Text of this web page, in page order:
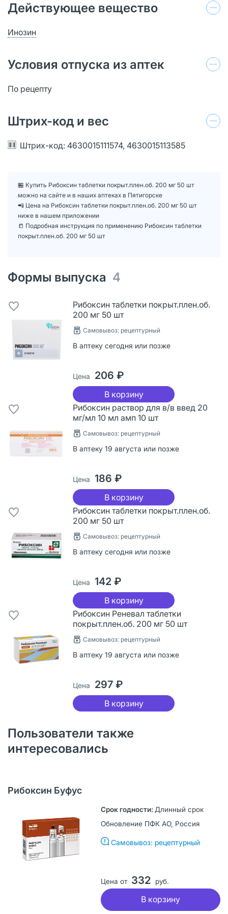
Действующее вещество
Инозин
Условия отпуска из аптек
По рецепту
Штрих-код и вес
Штрих-код: 4630015111574, 4630015113585
🏪 Купить Рибоксин таблетки покрыт.плен.об. 200 мг 50 шт
можно на сайте и в наших аптеках в Пятигорске
📲 Цена на Рибоксин таблетки покрыт.плен.об. 200 мг 50 шт
ниже в нашем приложении
📒 Подробная инструкция по применению Рибоксин таблетки
покрыт.плен.об. 200 мг 50 шт
Формы выпуска 4
Рибоксин таблетки покрыт.плен.об.
200 мг 50 шт
Самовывоз: рецептурный
В аптеку сегодня или позже
Цена 206 ₽
В корзину
Рибоксин раствор для в/в введ 20
мг/мл 10 мл амп 10 шт
Самовывоз: рецептурный
В аптеку 19 августа или позже
Цена 186 ₽
В корзину
Рибоксин таблетки покрыт.плен.об.
200 мг 50 шт
Самовывоз: рецептурный
В аптеку сегодня или позже
Цена 142 ₽
В корзину
Рибоксин Реневал таблетки
покрыт.плен.об. 200 мг 50 шт
Самовывоз: рецептурный
В аптеку 19 августа или позже
Цена 297 ₽
В корзину
Пользователи также
интересовались
Рибоксин Буфус
Длинный срок
Обновление ПФК АО, Россия
Самовывоз: рецептурный
Цена от 332 руб.
В корзину